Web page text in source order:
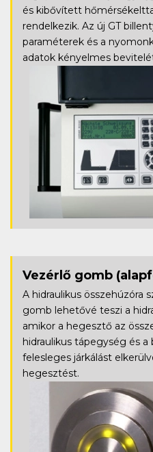
és kibővített
rendelkezik. Az új GT
paraméterek és a
adatok kényelmes
Vezérlő gomb
A hidraulikus összehúzóra
gomb lehetővé teszi a
amikor a hegesztő az
hidraulikus tápegység és
felesleges járkálást
hegesztést.